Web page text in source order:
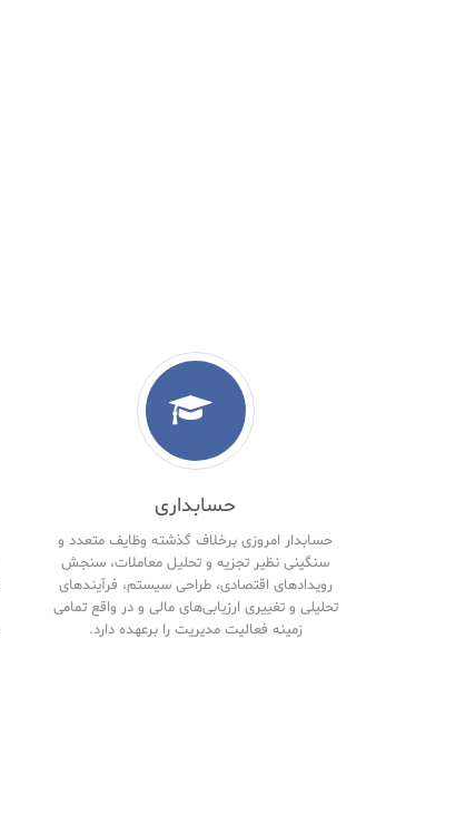
حسابداری
حسابدار امروزی برخلاف گذشته وظایف متعدد و
سنگینی نظیر تجزیه و تحلیل معاملات، سنجش
رویدادهای اقتصادی، طراحی سیستم، فرآیندهای
تحلیلی و تغییری ارزیابی‌های مالی و در واقع تمامی
زمینه فعالیت مدیریت را برعهده دارد.